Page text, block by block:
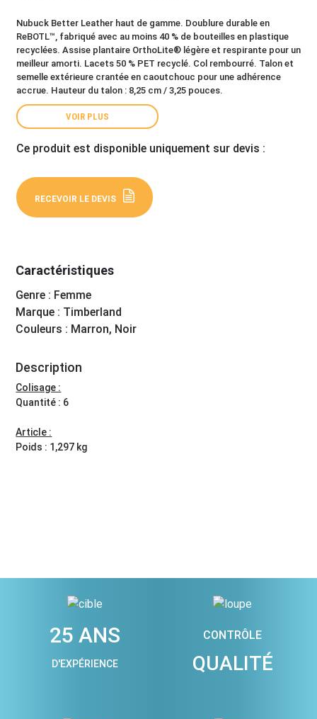
Nubuck Better Leather haut de gamme. Doublure durable en
ReBOTL™, fabriqué avec au moins 40 % de bouteilles en plastique
recyclées. Assise plantaire OrthoLite® légère et respirante pour un
meilleur amorti. Lacets 50 % PET recyclé. Col rembourré. Talon et
semelle extérieure crantée en caoutchouc pour une adhérence
accrue. Hauteur du talon : 8,25 cm / 3,25 pouces.
VOIR PLUS
Ce produit est disponible uniquement sur devis :
RECEVOIR LE DEVIS
Caractéristiques
Genre : Femme
Marque : Timberland
Couleurs : Marron, Noir
Description
Colisage :
Quantité : 6
Article :
Poids : 1,297 kg
25 ANS
D'EXPÉRIENCE
CONTRÔLE
QUALITÉ